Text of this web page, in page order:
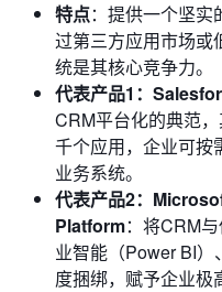
特点：提供一个坚
过第三方应用市场或
统是其核心竞争力。
代表产品1：
CRM平台化的典范
千个应用，企业可按
业务系统。
代表产品2：
Platform：将CRM
业智能（Power BI
度捆绑，赋予企业极